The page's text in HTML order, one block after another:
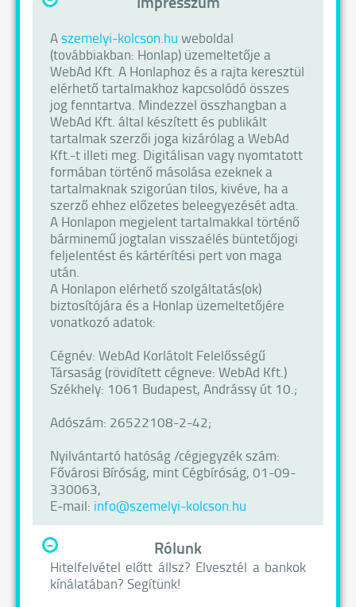
Aszemelyi-kolcson.hu weboldal
(továbbiakban: Honlap) üzemeltetője a
WebAd Kft. A Honlaphoz és a rajta keresztül
elérhető tartalmakhoz kapcsolódó összes
jog fenntartva. Mindezzel összhangban a
WebAd Kft. által készített és publikált
tartalmak szerzői joga kizárólag a WebAd
Kft.-t illeti meg. Digitálisan vagy nyomtatott
formában történő másolása ezeknek a
tartalmaknak szigorúan tilos, kivéve, ha a
szerző ehhez előzetes beleegyezését adta.
A Honlapon megjelent tartalmakkal történő
bárminemű jogtalan visszaélés büntetőjogi
feljelentést és kártérítési pert von maga
után.
A Honlapon elérhető szolgáltatás(ok)
biztosítójára és a Honlap üzemeltetőjére
vonatkozó adatok:
Cégnév: WebAd Korlátolt Felelősségű
Társaság (rövidített cégneve: WebAd Kft.)
Székhely: 1061 Budapest, Andrássy út 10.;
Adószám: 26522108-2-42;
Nyilvántartó hatóság /cégjegyzék szám:
Fővárosi Bíróság, mint Cégbíróság, 01-09-
330063,
E-mail: info@szemelyi-kolcson.hu
- Rólunk
Hitelfelvétel előtt állsz? Elvesztél a bankok
kínálatában? Segítünk!